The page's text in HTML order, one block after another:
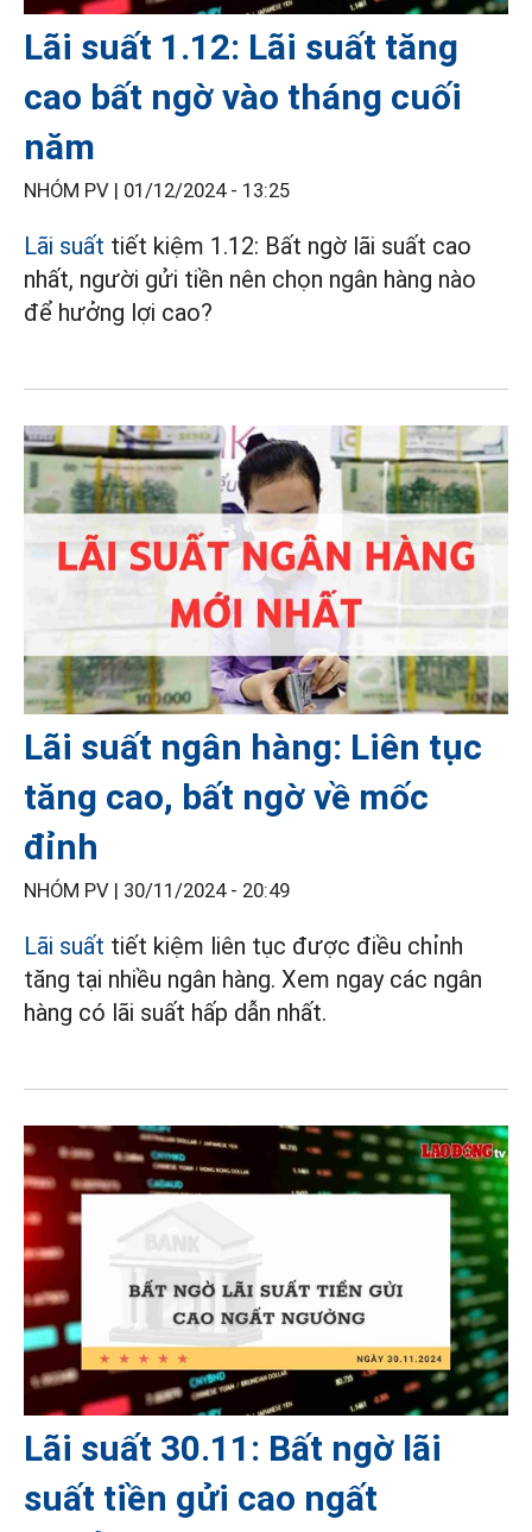
Lãi suất 1.12: Lãi suất tăng
cao bất ngờ vào tháng cuối
năm
NHÓM PV | 01/12/2024 - 13:25
Lãi suất tiết kiệm 1.12: Bất ngờ lãi suất cao
nhất, người gửi tiền nên chọn ngân hàng nào
để hưởng lợi cao?
Lãi suất ngân hàng: Liên tục
tăng cao, bất ngờ về mốc
đỉnh
NHÓM PV | 30/11/2024 - 20:49
Lãi suất tiết kiệm liên tục được điều chỉnh
tăng tại nhiều ngân hàng. Xem ngay các ngân
hàng có lãi suất hấp dẫn nhất.
Lãi suất 30.11: Bất ngờ lãi
suất tiền gửi cao ngất